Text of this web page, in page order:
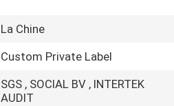
La Chine
Custom Private Label
SGS , SOCIAL BV , INTERTEK
AUDIT